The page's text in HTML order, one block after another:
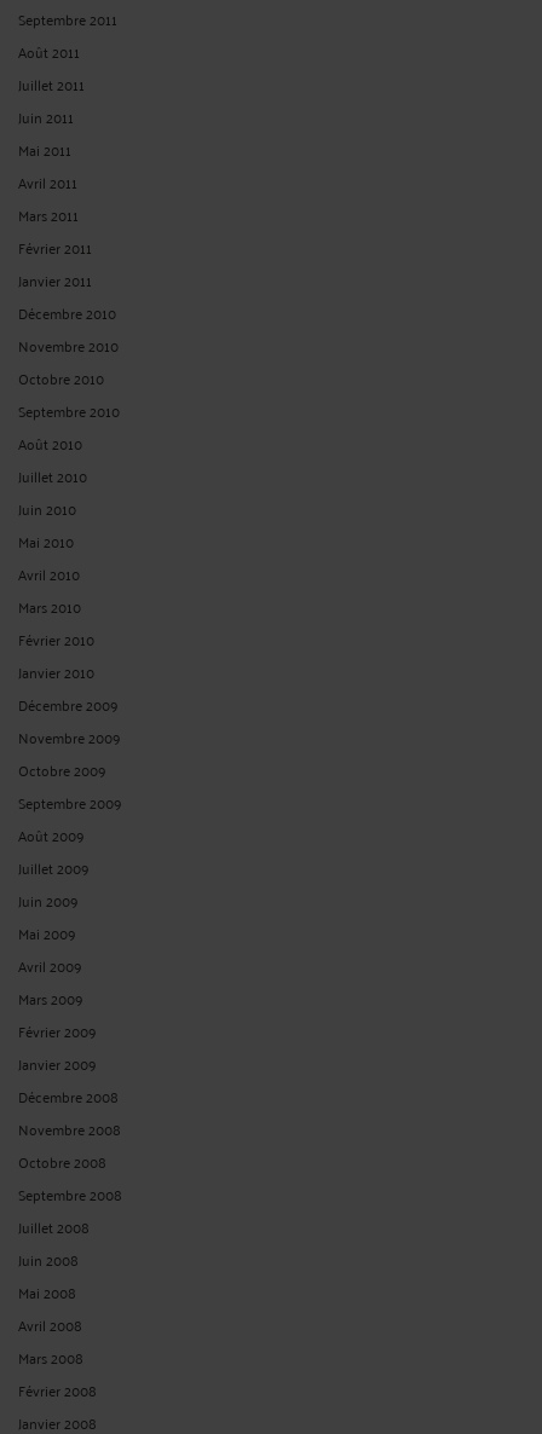
Septembre 2011
Août 2011
Juillet 2011
Juin 2011
Mai 2011
Avril 2011
Mars 2011
Février 2011
Janvier 2011
Décembre 2010
Novembre 2010
Octobre 2010
Septembre 2010
Août 2010
Juillet 2010
Juin 2010
Mai 2010
Avril 2010
Mars 2010
Février 2010
Janvier 2010
Décembre 2009
Novembre 2009
Octobre 2009
Septembre 2009
Août 2009
Juillet 2009
Juin 2009
Mai 2009
Avril 2009
Mars 2009
Février 2009
Janvier 2009
Décembre 2008
Novembre 2008
Octobre 2008
Septembre 2008
Juillet 2008
Juin 2008
Mai 2008
Avril 2008
Mars 2008
Février 2008
Janvier 2008